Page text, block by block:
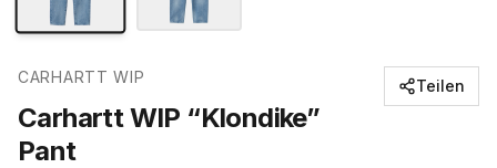
CARHARTT WIP
Carhartt WIP “Klondike”
Pant
Teilen